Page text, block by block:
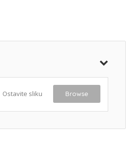
Ostavite sliku Browse